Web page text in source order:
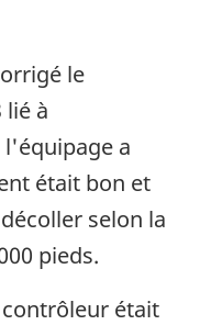
le
lié à
a
était bon et
selon la
pieds.
était